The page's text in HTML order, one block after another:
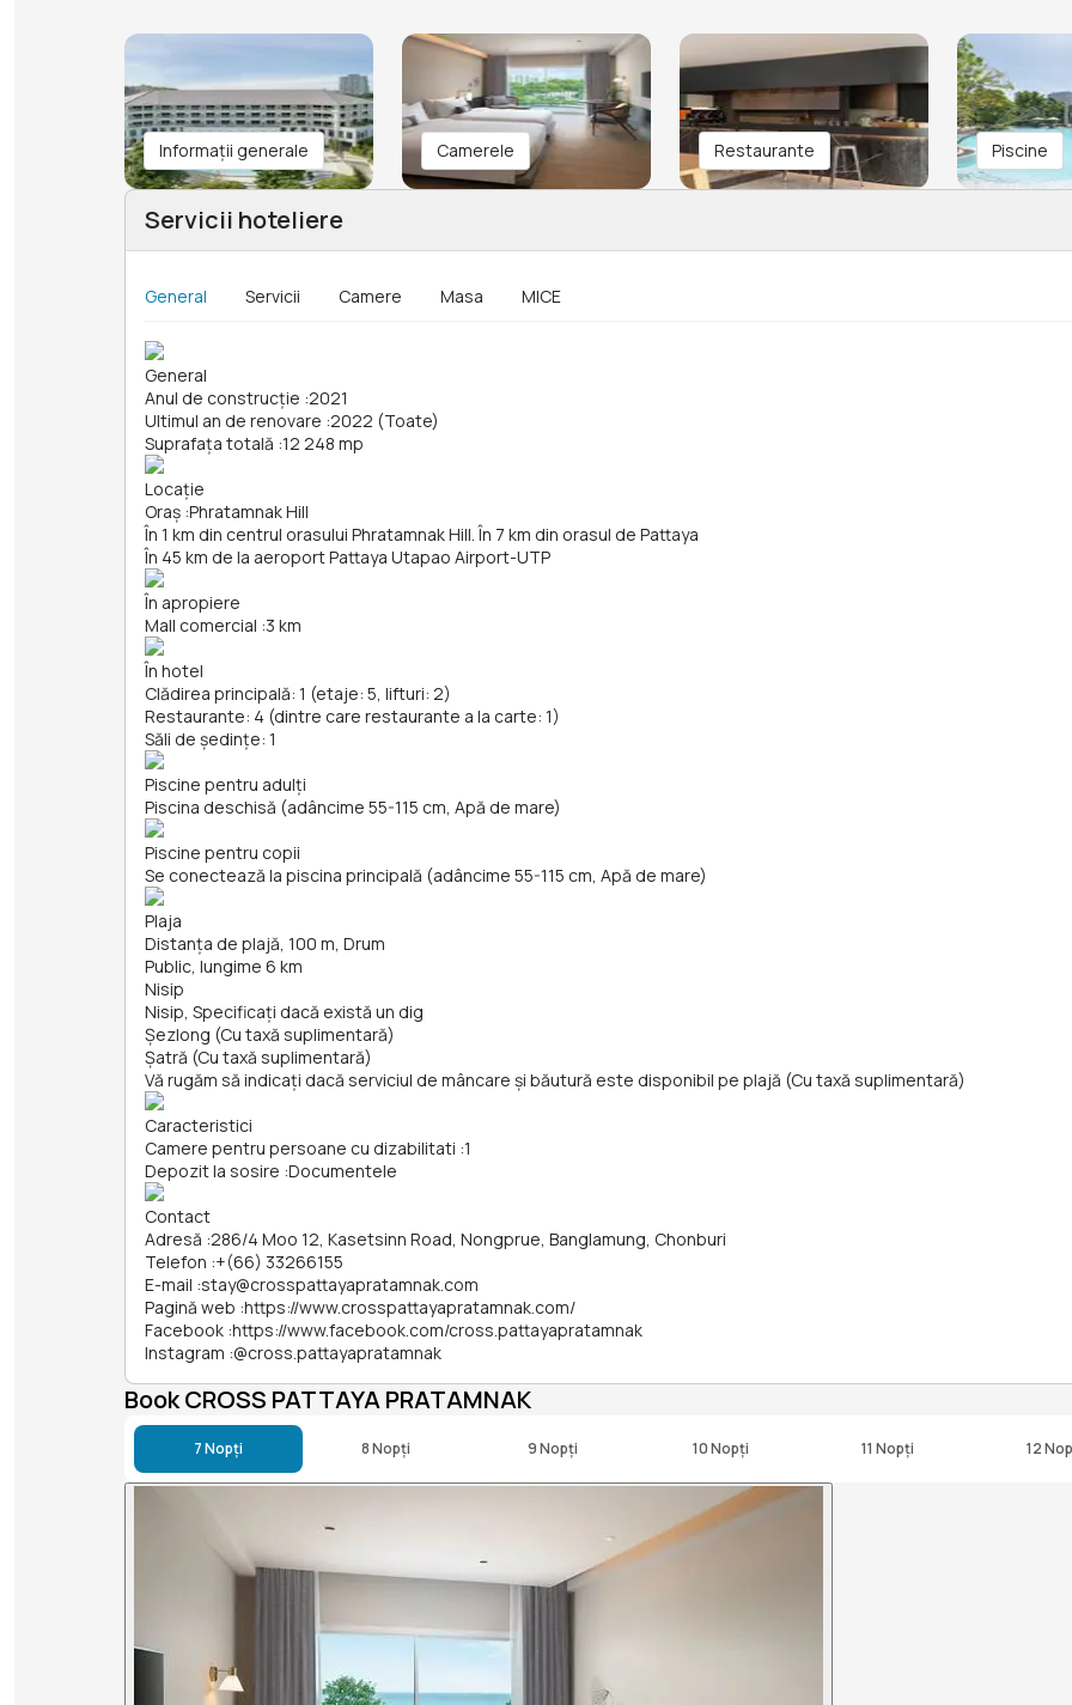
Informații generale Camerele Restaurante Piscine
Servicii hoteliere
General Servicii Camere Masa MICE
General
Anul de construcție :2021
Ultimul an de renovare :2022 (Toate)
Suprafața totală :12 248 mp
Locație
Oraș :Phratamnak Hill
În 1 km din centrul orasului Phratamnak Hill. În 7 km din orasul de Pattaya
În 45 km de la aeroport Pattaya Utapao Airport-UTP
În apropiere
Mall comercial :3 km
În hotel
Clădirea principală: 1 (etaje: 5, lifturi: 2)
Restaurante: 4 (dintre care restaurante a la carte: 1)
Săli de ședințe: 1
Piscine pentru adulți
Piscina deschisă (adâncime 55-115 cm, Apă de mare)
Piscine pentru copii
Se conectează la piscina principală (adâncime 55-115 cm, Apă de mare)
Plaja
Distanța de plajă, 100 m, Drum
Public, lungime 6 km
Nisip
Nisip, Specificați dacă există un dig
Șezlong (Cu taxă suplimentară)
Şatră (Cu taxă suplimentară)
Vă rugăm să indicați dacă serviciul de mâncare și băutură este disponibil pe plajă (Cu taxă suplimentară)
Caracteristici
Camere pentru persoane cu dizabilitati :1
Depozit la sosire :Documentele
Contact
Adresă :286/4 Moo 12, Kasetsinn Road, Nongprue, Banglamung, Chonburi
Telefon :+(66) 33266155
E-mail :stay@crosspattayapratamnak.com
Pagină web :https://www.crosspattayapratamnak.com/
Facebook :https://www.facebook.com/cross.pattayapratamnak
Instagram :@cross.pattayapratamnak
Book CROSS PATTAYA PRATAMNAK
7 Nopți 8 Nopți 9 Nopți 10 Nopți 11 Nopți 12